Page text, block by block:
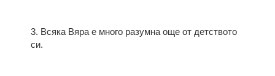
3. Всяка Вяра е много разумна още от детството
си.